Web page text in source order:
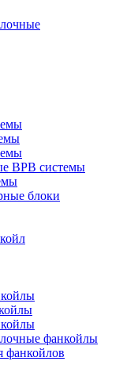
ВРВ системы
блоки
фанкойлы
фанкойлов